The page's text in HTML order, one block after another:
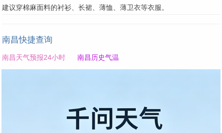
建议穿棉麻面料的衬衫、长裙、薄恤、薄卫衣等衣服。
南昌快捷查询
南昌天气预报24小时 南昌历史气温